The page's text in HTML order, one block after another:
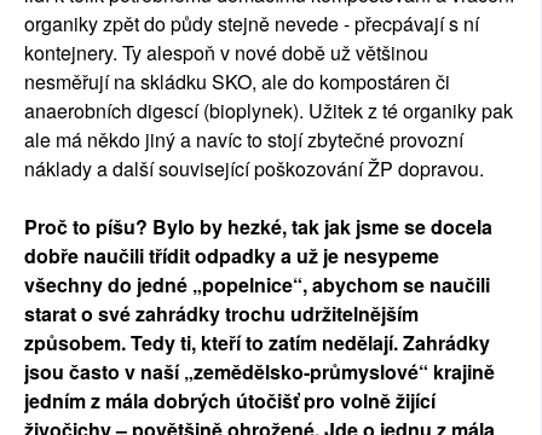
organiky zpět do půdy stejně nevede - přecpávají s ní
kontejnery. Ty alespoň v nové době už většinou
nesměřují na skládku SKO, ale do kompostáren či
anaerobních digescí (bioplynek). Užitek z té organiky pak
ale má někdo jiný a navíc to stojí zbytečné provozní
náklady a další související poškozování ŽP dopravou.
Proč to píšu? Bylo by hezké, tak jak jsme se docela
dobře naučili třídit odpadky a už je nesypeme
všechny do jedné „popelnice“, abychom se naučili
starat o své zahrádky trochu udržitelnějším
způsobem. Tedy ti, kteří to zatím nedělají. Zahrádky
jsou často v naší „zemědělsko-průmyslové“ krajině
jedním z mála dobrých útočišť pro volně žijící
živočichy – povětšině ohrožené. Jde o jednu z mála